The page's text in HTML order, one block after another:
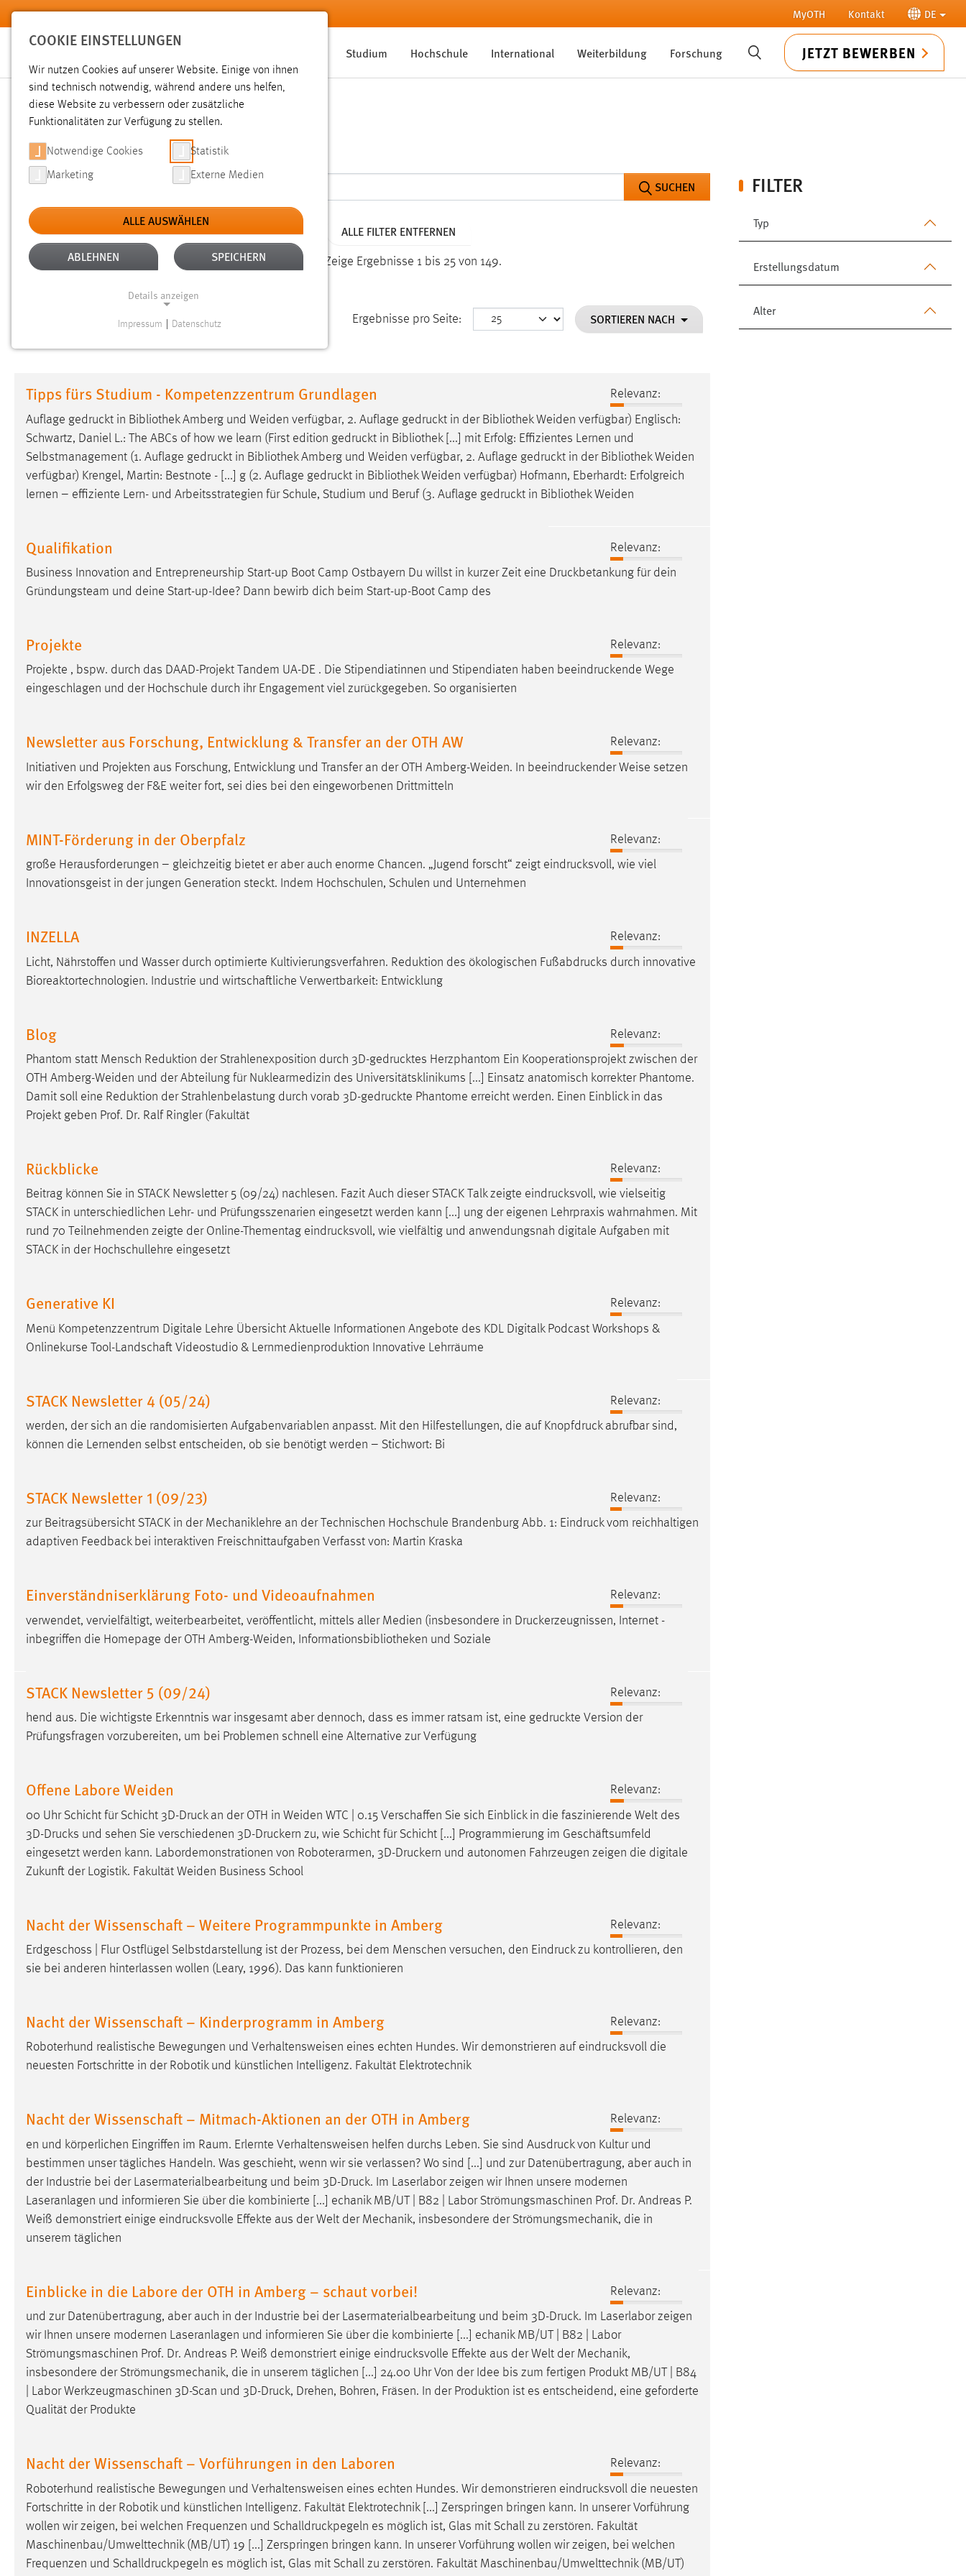
Zum Hauptinhalt springen MyOTH Kontakt DE
Studium Hochschule International Weiterbildung Forschung SUCHE JETZT BEWERBEN
SUCHE
FILTER
Typ
Erstellungsdatum
Alter
SUCHEN
Aktive Filter: TYP: SEITEN ALTER: ÜBER EIN JAHR ALLE FILTER ENTFERNEN
Gesucht nach "druck". Es wurden 149 Ergebnisse gefunden. Zeige Ergebnisse 1 bis 25 von 149.
Ergebnisse pro Seite: SORTIEREN NACH
Tipps fürs Studium - Kompetenzzentrum Grundlagen
Relevanz:
Auflage gedruckt in Bibliothek Amberg und Weiden verfügbar, 2. Auflage gedruckt in der Bibliothek Weiden verfügbar) Englisch:
Schwartz, Daniel L.: The ABCs of how we learn (First edition gedruckt in Bibliothek [...] mit Erfolg: Effizientes Lernen und
Selbstmanagement (1. Auflage gedruckt in Bibliothek Amberg und Weiden verfügbar, 2. Auflage gedruckt in der Bibliothek Weiden
verfügbar) Krengel, Martin: Bestnote - [...] g (2. Auflage gedruckt in Bibliothek Weiden verfügbar) Hofmann, Eberhardt: Erfolgreich
lernen – effiziente Lern- und Arbeitsstrategien für Schule, Studium und Beruf (3. Auflage gedruckt in Bibliothek Weiden
Qualifikation
Relevanz:
Business Innovation and Entrepreneurship Start-up Boot Camp Ostbayern Du willst in kurzer Zeit eine Druckbetankung für dein
Gründungsteam und deine Start-up-Idee? Dann bewirb dich beim Start-up-Boot Camp des
Projekte
Relevanz:
Projekte , bspw. durch das DAAD-Projekt Tandem UA-DE . Die Stipendiatinnen und Stipendiaten haben beeindruckende Wege
eingeschlagen und der Hochschule durch ihr Engagement viel zurückgegeben. So organisierten
Newsletter aus Forschung, Entwicklung & Transfer an der OTH AW
Relevanz:
Initiativen und Projekten aus Forschung, Entwicklung und Transfer an der OTH Amberg-Weiden. In beeindruckenderWeise setzen
wir den Erfolgsweg der F&E weiter fort, sei dies bei den eingeworbenen Drittmitteln
MINT-Förderung in der Oberpfalz
Relevanz:
große Herausforderungen – gleichzeitig bietet er aber auch enorme Chancen. „Jugend forscht“ zeigt eindrucksvoll, wie viel
Innovationsgeist in der jungen Generation steckt. Indem Hochschulen, Schulen und Unternehmen
INZELLA
Relevanz:
Licht, Nährstoffen und Wasser durch optimierte Kultivierungsverfahren. Reduktion des ökologischen Fußabdrucks durch innovative
Bioreaktortechnologien. Industrie und wirtschaftliche Verwertbarkeit: Entwicklung
Blog
Relevanz:
Phantom statt Mensch Reduktion der Strahlenexposition durch 3D-gedrucktes Herzphantom Ein Kooperationsprojekt zwischen der
OTH Amberg-Weiden und der Abteilung für Nuklearmedizin des Universitätsklinikums [...] Einsatz anatomisch korrekter Phantome.
Damit soll eine Reduktion der Strahlenbelastung durch vorab 3D-gedruckte Phantome erreicht werden. Einen Einblick in das
Projekt geben Prof. Dr. Ralf Ringler (Fakultät
Rückblicke
Relevanz:
Beitrag können Sie in STACK Newsletter 5 (09/24) nachlesen. Fazit Auch dieser STACK Talk zeigte eindrucksvoll, wie vielseitig
STACK in unterschiedlichen Lehr- und Prüfungsszenarien eingesetzt werden kann [...] ung der eigenen Lehrpraxis wahrnahmen. Mit
rund 70 Teilnehmenden zeigte der Online-Thementag eindrucksvoll, wie vielfältig und anwendungsnah digitale Aufgaben mit
STACK in der Hochschullehre eingesetzt
Generative KI
Relevanz:
Menü Kompetenzzentrum Digitale Lehre Übersicht Aktuelle Informationen Angebote des KDL Digitalk Podcast Workshops &
Onlinekurse Tool-Landschaft Videostudio & Lernmedienproduktion Innovative Lehrräume
STACK Newsletter 4 (05/24)
Relevanz:
werden, der sich an die randomisierten Aufgabenvariablen anpasst. Mit den Hilfestellungen, die auf Knopfdruckabrufbar sind,
können die Lernenden selbst entscheiden, ob sie benötigt werden – Stichwort: Bi
STACK Newsletter 1 (09/23)
Relevanz:
zur Beitragsübersicht STACK in der Mechaniklehre an der Technischen Hochschule Brandenburg Abb. 1: Eindruckvom reichhaltigen
adaptiven Feedback bei interaktiven Freischnittaufgaben Verfasst von: Martin Kraska
Einverständniserklärung Foto- und Videoaufnahmen
Relevanz:
verwendet, vervielfältigt, weiterbearbeitet, veröffentlicht, mittels aller Medien (insbesondere in Druckerzeugnissen, Internet -
inbegriffen die Homepage der OTH Amberg-Weiden, Informationsbibliotheken und Soziale
STACK Newsletter 5 (09/24)
Relevanz:
hend aus. Die wichtigste Erkenntnis war insgesamt aber dennoch, dass es immer ratsam ist, eine gedruckte Version der
Prüfungsfragen vorzubereiten, um bei Problemen schnell eine Alternative zur Verfügung
Offene Labore Weiden
Relevanz:
00 Uhr Schicht für Schicht 3D-Druckan der OTH in Weiden WTC | 0.15 Verschaffen Sie sich Einblick in die faszinierende Welt des
3D-Drucks und sehen Sie verschiedenen 3D-Druckern zu, wie Schicht für Schicht [...] Programmierung im Geschäftsumfeld
eingesetzt werden kann. Labordemonstrationen von Roboterarmen, 3D-Druckern und autonomen Fahrzeugen zeigen die digitale
Zukunft der Logistik. Fakultät Weiden Business School
Nacht der Wissenschaft – Weitere Programmpunkte in Amberg
Relevanz:
Erdgeschoss | Flur Ostflügel Selbstdarstellung ist der Prozess, bei dem Menschen versuchen, den Eindruckzu kontrollieren, den
sie bei anderen hinterlassen wollen (Leary, 1996). Das kann funktionieren
Nacht der Wissenschaft – Kinderprogramm in Amberg
Relevanz:
Roboterhund realistische Bewegungen und Verhaltensweisen eines echten Hundes. Wir demonstrieren auf eindrucksvoll die
neuesten Fortschritte in der Robotik und künstlichen Intelligenz. Fakultät Elektrotechnik
Nacht der Wissenschaft – Mitmach-Aktionen an der OTH in Amberg
Relevanz:
en und körperlichen Eingriffen im Raum. Erlernte Verhaltensweisen helfen durchs Leben. Sie sind Ausdruckvon Kultur und
bestimmen unser tägliches Handeln. Was geschieht, wenn wir sie verlassen? Wo sind [...] und zur Datenübertragung, aber auch in
der Industrie bei der Lasermaterialbearbeitung und beim 3D-Druck. Im Laserlabor zeigen wir Ihnen unsere modernen
Laseranlagen und informieren Sie über die kombinierte [...] echanik MB/UT | B82 | Labor Strömungsmaschinen Prof. Dr. Andreas P.
Weiß demonstriert einige eindrucksvolle Effekte aus der Welt der Mechanik, insbesondere der Strömungsmechanik, die in
unserem täglichen
Einblicke in die Labore der OTH in Amberg – schaut vorbei!
Relevanz:
und zur Datenübertragung, aber auch in der Industrie bei der Lasermaterialbearbeitung und beim 3D-Druck. Im Laserlabor zeigen
wir Ihnen unsere modernen Laseranlagen und informieren Sie über die kombinierte [...] echanik MB/UT | B82 | Labor
Strömungsmaschinen Prof. Dr. Andreas P. Weiß demonstriert einige eindrucksvolle Effekte aus der Welt der Mechanik,
insbesondere der Strömungsmechanik, die in unserem täglichen [...] 24.00 Uhr Von der Idee bis zum fertigen Produkt MB/UT | B84
| Labor Werkzeugmaschinen 3D-Scan und 3D-Druck, Drehen, Bohren, Fräsen. In der Produktion ist es entscheidend, eine geforderte
Qualität der Produkte
Nacht der Wissenschaft – Vorführungen in den Laboren
Relevanz:
Roboterhund realistische Bewegungen und Verhaltensweisen eines echten Hundes. Wir demonstrieren eindrucksvoll
die neuesten
Fortschritte in der Robotik und künstlichen Intelligenz. Fakultät Elektrotechnik [...] Zerspringen bringen kann. In unserer Vorführung
wollen wir zeigen, bei welchen Frequenzen und Schalldruckpegeln es möglich ist, Glas mit Schall zu zerstören. Fakultät
Maschinenbau/Umwelttechnik (MB/UT) 19 [...] Zerspringen bringen kann. In unserer Vorführung wollen wir zeigen, bei welchen
Frequenzen und Schalldruckpegeln es möglich ist, Glas mit Schall zu zerstören. Fakultät Maschinenbau/Umwelttechnik (MB/UT)
COOKIE EINSTELLUNGEN
Wir nutzen Cookies auf unserer Website. Einige von ihnen
sind technisch notwendig, während andere uns helfen,
diese Website zu verbessern oder zusätzliche
Funktionalitäten zur Verfügung zu stellen.
Notwendige Cookies Statistik
Marketing Externe Medien
ALLE AUSWÄHLEN
ABLEHNEN SPEICHERN
Details anzeigen
Website erforderlich.
Einverständnis
Name: cookie_consent
Zweck:
Dieser Cookie speichert die
ausgewählten Einverständnis-Optionen
Cookie Laufzeit:
Performance
Zweck:
eingeloggt ist.
Name: site-language-preference
Zweck:
Das Cookie speichert die gewählte
Sprache der Website.
Name:
MibewSessionID, MIBEW_UserID,
Zweck:
nutzen zu können.
Cookie Laufzeit: MibewSessionID, mibew-chat-frame-
Login
Name: fe_user, be_user, be_lastLoginProvider
Cookie Laufzeit:
STATISTIK
Statistik Cookies erfassen Informationen anonym.
Name: _pk_ref, _pk_cvar, _pk_id, _pk_ses
Cookie Laufzeit: Max. 13 Monate
verwendet, um personalisierte Werbung anzuzeigen.
Sie tun dies, indem sie Besucher über Websites
hinweg verfolgen.
Name: _gcl_au
Anbieter: Google Ireland Limited
Facebook Pixel
Cookie Laufzeit: 3 Monate
Plattformen anzeigen zu können, werden von diesen
externen Medien Cookies gesetzt.
Vimeo
Impressum Datenschutz